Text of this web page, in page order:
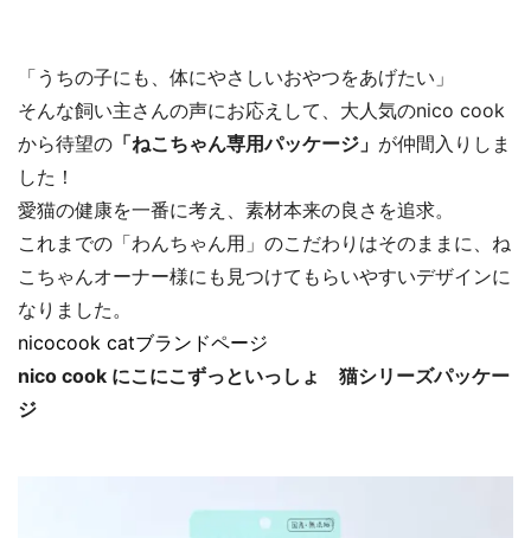
「うちの子にも、体にやさしいおやつをあげたい」
そんな飼い主さんの声にお応えして、大人気のnico cook
から待望の 「ねこちゃん専用パッケージ」 が仲間入りしま
した！
愛猫の健康を一番に考え、素材本来の良さを追求。
これまでの「わんちゃん用」のこだわりはそのままに、ね
こちゃんオーナー様にも見つけてもらいやすいデザインに
なりました。
nicocook catブランドページ
nico cook にこにこずっといっしょ 猫シリーズパッケー
ジ